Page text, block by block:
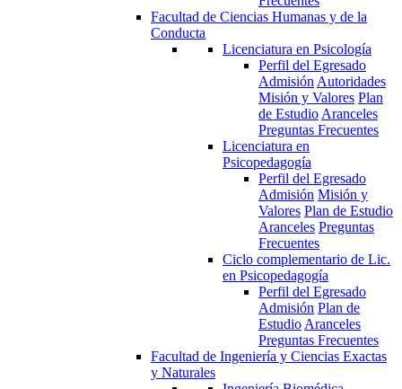
Facultad de Ciencias Humanas y de la
Conducta
Licenciatura en Psicología
Perfil del Egresado
Admisión Autoridades
Misión y Valores Plan
de Estudio Aranceles
Preguntas Frecuentes
Licenciatura en
Psicopedagogía
Perfil del Egresado
Admisión Misión y
Valores Plan de Estudio
Aranceles Preguntas
Frecuentes
Ciclo complementario de Lic.
en Psicopedagogía
Perfil del Egresado
Admisión Plan de
Estudio Aranceles
Preguntas Frecuentes
Facultad de Ingeniería y Ciencias Exactas
y Naturales